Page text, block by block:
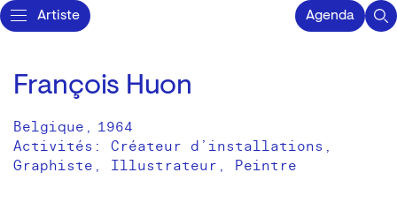
Artiste Agenda
François Huon
Belgique , 1964
Activités: Créateur d’installations
Graphiste
Illustrateur Peintre